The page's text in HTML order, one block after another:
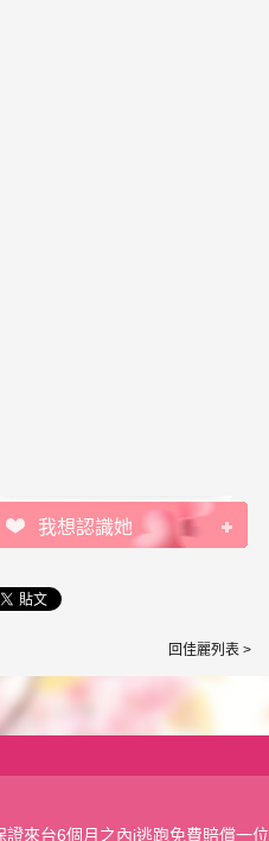
我想認識她
回佳麗列表 >
來台6個月之內j逃跑免費賠償一位